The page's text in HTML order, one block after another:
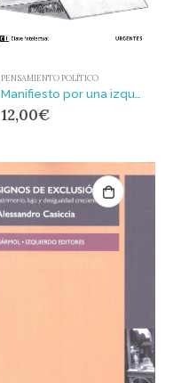
PENSAMIENTO POLÍTICO
12,00€